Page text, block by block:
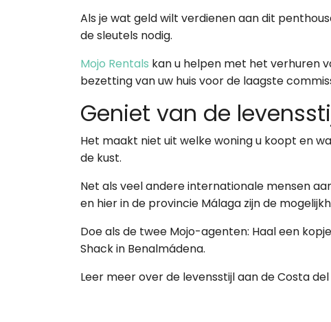
Als je wat geld wilt verdienen aan dit
de sleutels nodig.
Mojo Rentals kan u helpen met het verhuren
bezetting van uw huis voor de laagste
Geniet van de
Het maakt niet uit welke woning u koopt en
de kust.
Net als veel andere internationale mensen
en hier in de provincie Málaga zijn de
Doe als de twee Mojo-agenten: Haal een
Shack in Benalmádena.
Leer meer over de levensstijl aan de Costa